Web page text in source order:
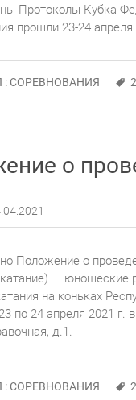
Протоколы Кубка
прошли 23-24
:СОРЕВНОВАНИЯ
о
Положение о
— юношеские
на коньках
по 24 апреля 2021 г.
д.1.
:СОРЕВНОВАНИЯ